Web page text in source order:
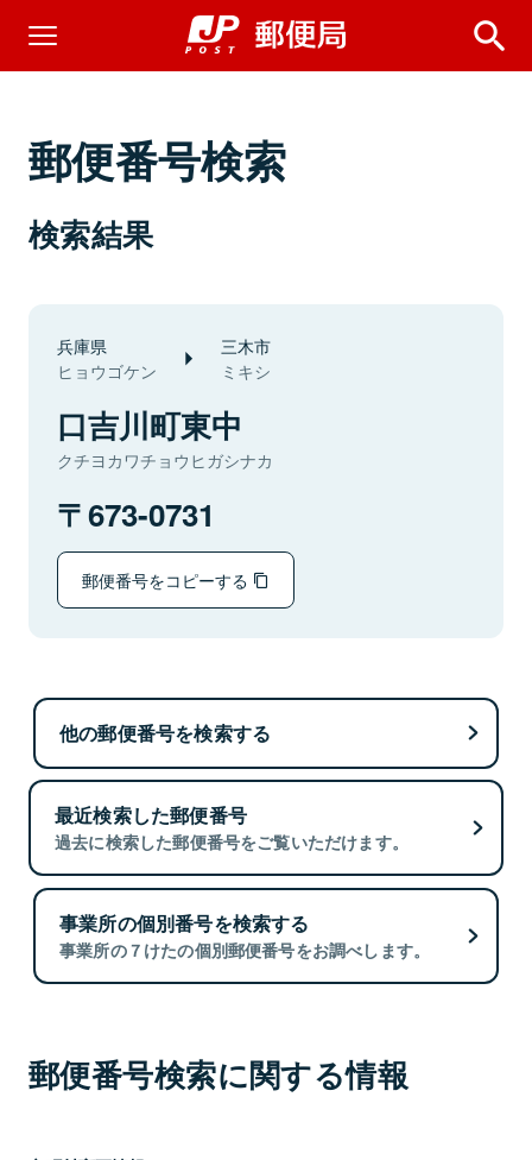
郵便番号検索
検索結果
兵庫県
ヒョウゴケン
三木市
ミキシ
口吉川町東中
クチヨカワチョウヒガシナカ
673-0731
郵便番号をコピーする
他の郵便番号を検索する
最近検索した郵便番号
過去に検索した郵便番号をご覧いただけます。
事業所の個別番号を検索する
事業所の７けたの個別郵便番号をお調べします。
郵便番号検索に関する情報